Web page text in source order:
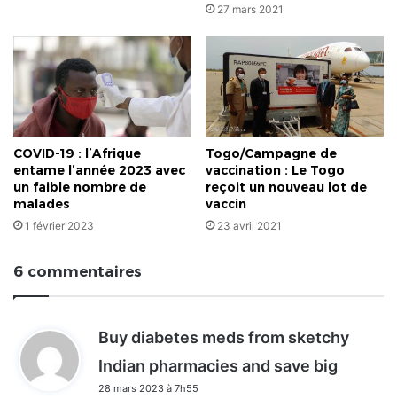
27 mars 2021
COVID-19 : l’Afrique
entame l’année 2023 avec
un faible nombre de
malades
1 février 2023
Togo/Campagne de
vaccination : Le Togo
reçoit un nouveau lot de
vaccin
23 avril 2021
6 commentaires
Buy diabetes meds from sketchy
Indian pharmacies and save big
28 mars 2023 à 7h55